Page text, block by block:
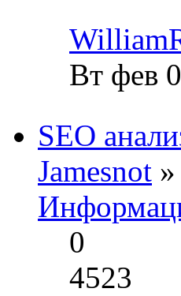
Вт фев
SEO
Jamesnot
0
4523